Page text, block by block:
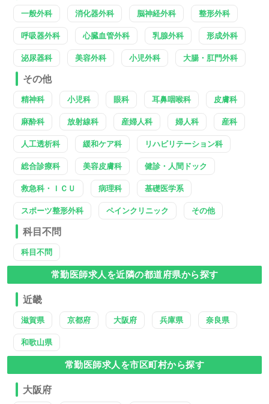
一般外科 消化器外科 脳神経外科 整形外科
呼吸器外科 心臓血管外科 乳腺外科 形成外科
泌尿器科 美容外科 小児外科 大腸・肛門外科
その他
精神科 小児科 眼科 耳鼻咽喉科 皮膚科
麻酔科 放射線科 産婦人科 婦人科 産科
人工透析科 緩和ケア科 リハビリテーション科
総合診療科 美容皮膚科 健診・人間ドック
救急科・ＩＣＵ 病理科 基礎医学系
スポーツ整形外科 ペインクリニック その他
科目不問
科目不問
常勤医師求人を近隣の都道府県から探す
近畿
滋賀県 京都府 大阪府 兵庫県 奈良県
和歌山県
常勤医師求人を市区町村から探す
大阪府